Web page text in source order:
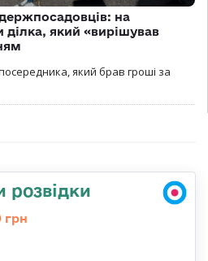
на
ділка, який «вирішував
який брав гроші за
розвідки
грн